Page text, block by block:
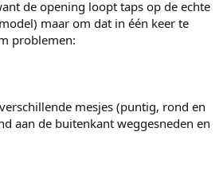
de opening loopt taps op de echte
maar om dat in één keer te
problemen:
mesjes (puntig, rond en
aan de buitenkant weggesneden en